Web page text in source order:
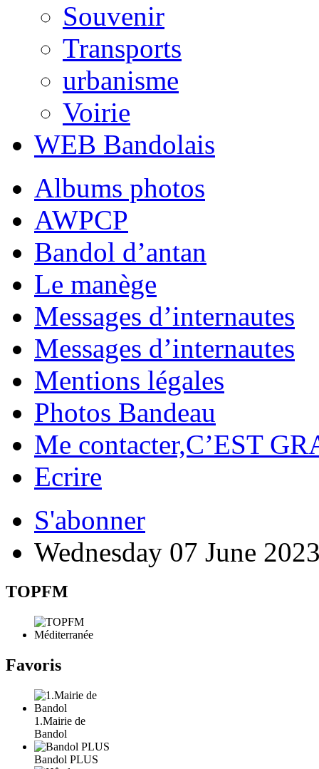
Souvenir
Transports
urbanisme
Voirie
WEB Bandolais
Albums photos
AWPCP
Bandol d’antan
Le manège
Messages d’internautes
Messages d’internautes
Mentions légales
Photos Bandeau
Me contacter,C’EST
Ecrire
S'abonner
Wednesday 07 June
TOPFM
Favoris
1.Mairie de
Bandol
Bandol PLUS